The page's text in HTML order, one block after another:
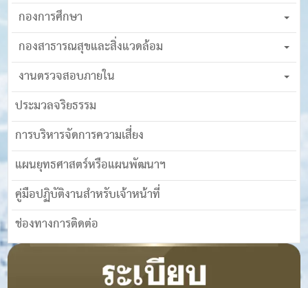
กองการศึกษา
กองสาธารณสุขและสิ่งแวดล้อม
งานตรวจสอบภายใน
ประมวลจริยธรรม
การบริหารจัดการความเสี่ยง
แผนยุทธศาสตร์หรือแผนพัฒนาฯ
คู่มือปฏิบัติงานสำหรับเจ้าหน้าที่
ช่องทางการติดต่อ